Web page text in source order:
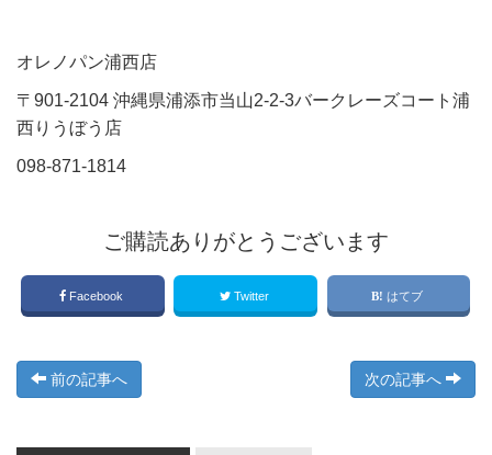
オレノパン浦西店
〒901-2104 沖縄県浦添市当山2-2-3バークレーズコート浦
西りうぼう店
098-871-1814
ご購読ありがとうございます
Facebook Twitter はてブ
前の記事へ 次の記事へ